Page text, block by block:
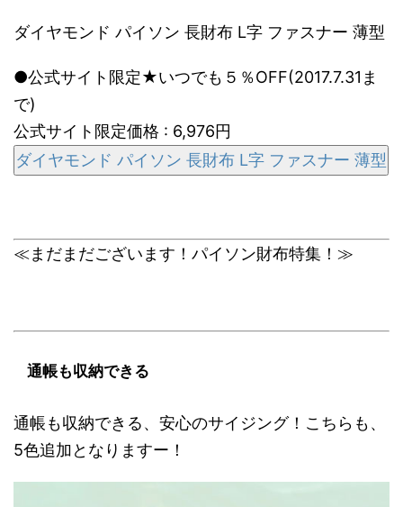
ダイヤモンド パイソン 長財布 L字 ファスナー 薄型
●公式サイト限定★いつでも５％OFF(2017.7.31ま
で)
公式サイト限定価格 : 6,976円
ダイヤモンド パイソン 長財布 L字 ファスナー 薄型
≪まだまだございます！パイソン財布特集！≫
通帳も収納できる
通帳も収納できる、安心のサイジング！こちらも、
5色追加となりますー！